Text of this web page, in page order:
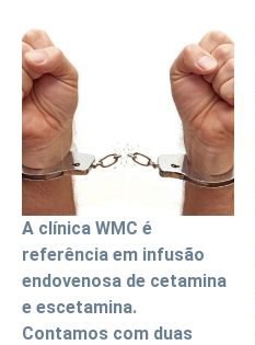
A clínica WMC é
referência em infusão
endovenosa de cetamina
e escetamina.
Contamos com duas